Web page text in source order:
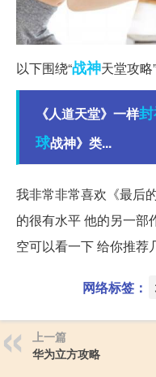
以下围绕“战神天堂攻
《人道天堂》一样
球战神》类...
我非常非常喜欢《最后
的很有水平 他的另一部
空可以看一下 给你推荐
网络标签：
上一篇
华为立方攻略